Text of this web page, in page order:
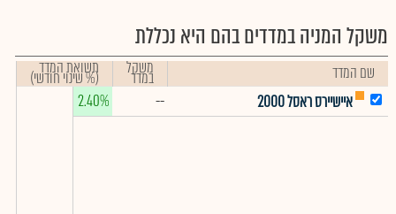
משקל המניה במדדים בהם היא נכללת
שם המדד משקל
במדד תשואת המדד
(% שינוי חודשי)
איישיירס ראסל 2000
--
2.40%